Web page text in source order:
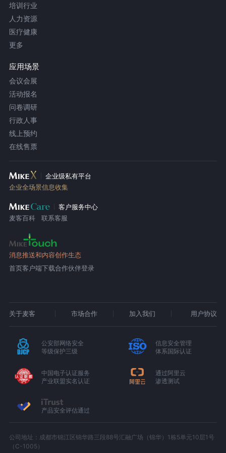
培训行业
人力资源
医疗健康
更多
应用场景
会议会展
活动报名
问卷调研
行政人事
线上预约
在线售票
企业级私有平台
企业全场景信息收集
客户服务中心
麦客百科
联系客服
消息推送和内容创作生态
首页客户端下载合作伙伴登录
关于麦客 市场合作 加入我们 用户协议
公安部网络安全
等级保护三级
信息安全管理
体系国际认证
中国电子认证服务
产业联盟实名认证
通过阿里云
渗透测试
产品安全评估通过
公司地址：成都市锦江区锦华路三段88号汇融广场（锦华）1栋5单元10层1号
（C-1005）